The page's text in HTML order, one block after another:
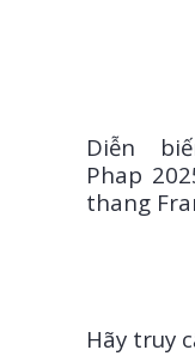
Diễn
Phap
thang
Hãy truy